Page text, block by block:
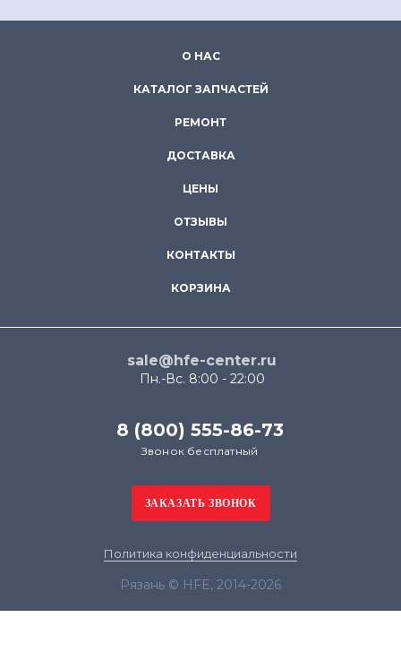
О НАС
КАТАЛОГ ЗАПЧАСТЕЙ
РЕМОНТ
ДОСТАВКА
ЦЕНЫ
ОТЗЫВЫ
КОНТАКТЫ
КОРЗИНА
sale@hfe-center.ru
Пн.-Вс. 8:00 - 22:00
8 (800) 555-86-73
Звонок бесплатный
Политика конфиденциальности
Рязань © HFE, 2014-2026